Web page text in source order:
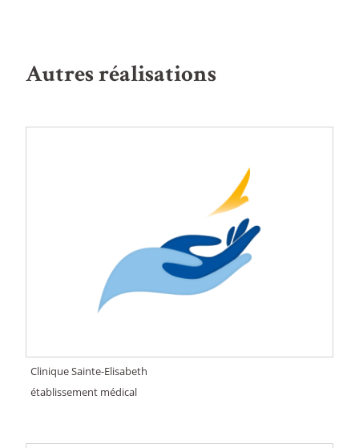
Autres réalisations
Clinique Sainte-Elisabeth
établissement médical